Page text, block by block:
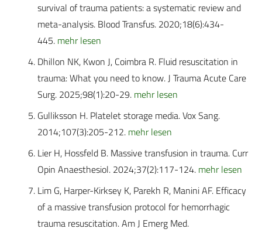
survival of trauma patients: a systematic review and
meta-analysis. Blood Transfus. 2020;18(6):434-
445. mehr lesen
Dhillon NK, Kwon J, Coimbra R. Fluid resuscitation in
trauma: What you need to know. J Trauma Acute Care
Surg. 2025;98(1):20-29. mehr lesen
Gulliksson H. Platelet storage media. Vox Sang.
2014;107(3):205-212. mehr lesen
Lier H, Hossfeld B. Massive transfusion in trauma. Curr
Opin Anaesthesiol. 2024;37(2):117-124. mehr lesen
Lim G, Harper-Kirksey K, Parekh R, Manini AF. Efficacy
of a massive transfusion protocol for hemorrhagic
trauma resuscitation. Am J Emerg Med.